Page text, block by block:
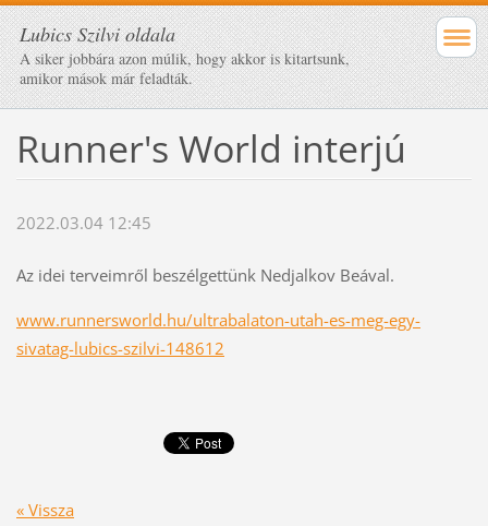
Lubics Szilvi oldala
A siker jobbára azon múlik, hogy akkor is kitartsunk,
amikor mások már feladták.
Runner's World interjú
2022.03.04 12:45
Az idei terveimről beszélgettünk Nedjalkov Beával.
www.runnersworld.hu/ultrabalaton-utah-es-meg-egy-
sivatag-lubics-szilvi-148612
« Vissza